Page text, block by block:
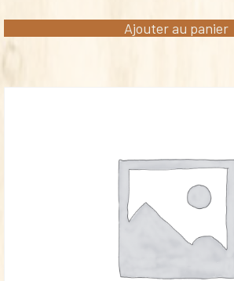
Ajouter au panier